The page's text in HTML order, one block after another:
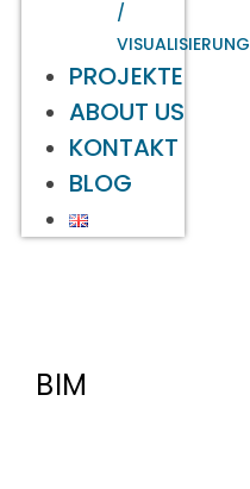
/
VISUALISIERUNG
PROJEKTE
ABOUT US
KONTAKT
BLOG
BIM